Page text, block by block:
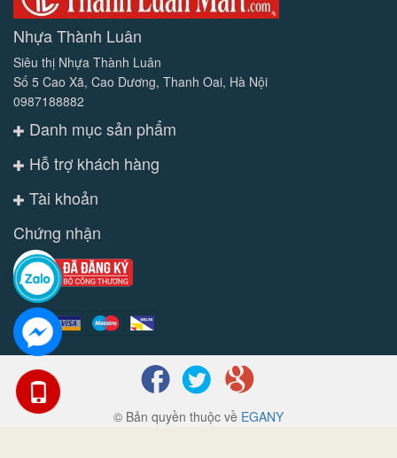
Nhựa Thành Luân
Siêu thị Nhựa Thành Luân
Số 5 Cao Xã, Cao Dương, Thanh Oai, Hà Nội
0987188882
Danh mục sản phẩm
Hỗ trợ khách hàng
Tài khoản
Chứng nhận
© Bản quyền thuộc về EGANY